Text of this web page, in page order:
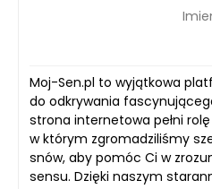
Moj-Sen.pl to wyjątkowa
do odkrywania
strona internetowa pełni
w którym zgromadziliśmy
snów, aby pomóc Ci w
sensu. Dzięki naszym